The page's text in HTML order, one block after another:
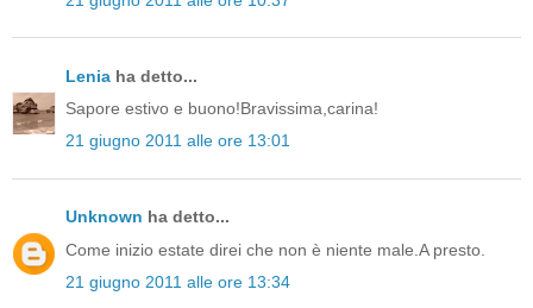
Lenia ha detto...
Sapore estivo e buono!Bravissima,carina!
21 giugno 2011 alle ore 13:01
Unknown ha detto...
Come inizio estate direi che non è niente male.A presto.
21 giugno 2011 alle ore 13:34